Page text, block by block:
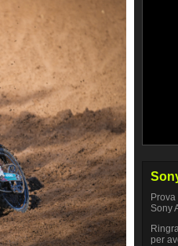
Sony
per